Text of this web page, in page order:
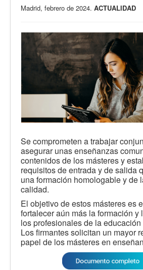
Madrid, febrero de 2024. ACTUALIDAD
Se comprometen a trabajar
asegurar unas enseñanzas
contenidos de los másteres y
requisitos de entrada y de salida
una formación homologable y de
calidad.
El objetivo de estos másteres es
fortalecer aún más la formación y
los profesionales de la
Los firmantes solicitan un mayor
papel de los másteres en